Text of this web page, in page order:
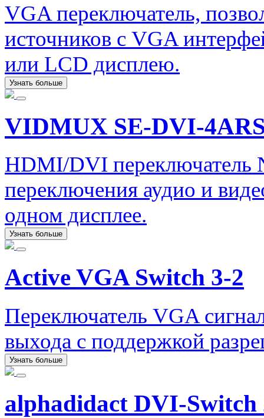
VGA переключатель,
источников с VGA
или LCD дисплею.
Узнать больше
VIDMUX SE-DVI-
HDMI/DVI
переключения аудио и
одном дисплее.
Узнать больше
Active VGA Switch 3-2
Переключатель VGA
выхода с поддержкой
Узнать больше
alphadidact DVI-Switch